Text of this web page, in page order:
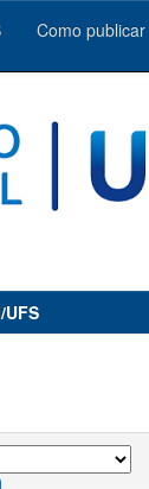
Como publicar